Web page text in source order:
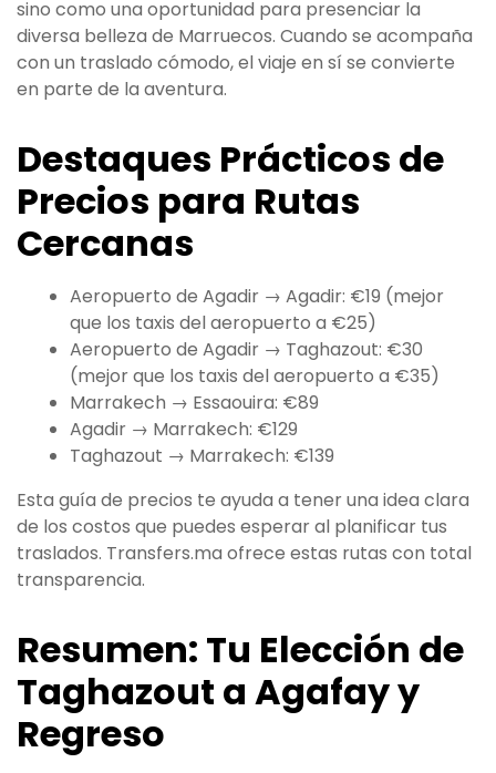
sino como una oportunidad para presenciar la
diversa belleza de Marruecos. Cuando se acompaña
con un traslado cómodo, el viaje en sí se convierte
en parte de la aventura.
Destaques Prácticos de
Precios para Rutas
Cercanas
Aeropuerto de Agadir → Agadir: €19 (mejor
que los taxis del aeropuerto a €25)
Aeropuerto de Agadir → Taghazout: €30
(mejor que los taxis del aeropuerto a €35)
Marrakech → Essaouira: €89
Agadir → Marrakech: €129
Taghazout → Marrakech: €139
Esta guía de precios te ayuda a tener una idea clara
de los costos que puedes esperar al planificar tus
traslados. Transfers.ma ofrece estas rutas con total
transparencia.
Resumen: Tu Elección de
Taghazout a Agafay y
Regreso